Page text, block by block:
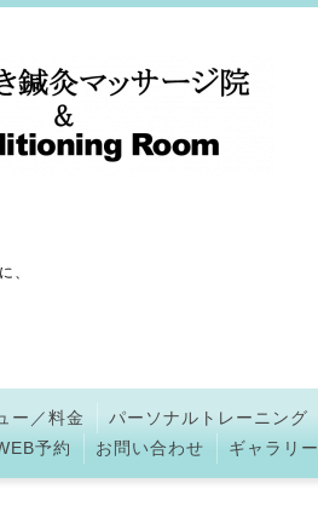
、
ー／料金 パーソナルトレーニング
予約 お問い合わせ ギャラリー